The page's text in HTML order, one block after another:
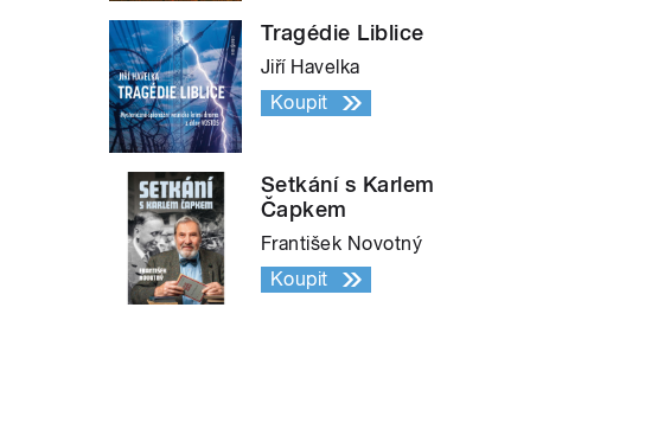
Tragédie Liblice
Jiří Havelka
Koupit
Setkání s Karlem
Čapkem
František Novotný
Koupit